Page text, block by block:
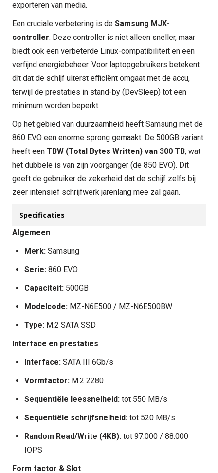
exporteren van media.
Een cruciale verbetering is de Samsung MJX-
controller. Deze controller is niet alleen sneller, maar
biedt ook een verbeterde Linux-compatibiliteit en een
verfijnd energiebeheer. Voor laptopgebruikers betekent
dit dat de schijf uiterst efficiënt omgaat met de accu,
terwijl de prestaties in stand-by (DevSleep) tot een
minimum worden beperkt.
Op het gebied van duurzaamheid heeft Samsung met de
860 EVO een enorme sprong gemaakt. De 500GB variant
heeft een TBW (Total Bytes Written) van 300 TB, wat
het dubbele is van zijn voorganger (de 850 EVO). Dit
geeft de gebruiker de zekerheid dat de schijf zelfs bij
zeer intensief schrijfwerk jarenlang mee zal gaan.
Specificaties
Algemeen
Merk: Samsung
Serie: 860 EVO
Capaciteit: 500GB
Modelcode: MZ-N6E500 / MZ-N6E500BW
Type: M.2 SATA SSD
Interface en prestaties
Interface: SATA III 6Gb/s
Vormfactor: M.2 2280
Sequentiële leessnelheid: tot 550 MB/s
Sequentiële schrijfsnelheid: tot 520 MB/s
Random Read/Write (4KB): tot 97.000 / 88.000
IOPS
Form factor & Slot